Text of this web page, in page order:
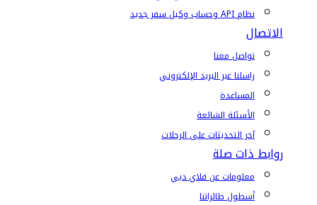
نظام API وحساب وكيل سفر جديد
الاتصال
تواصل معنا
راسلنا عبر البريد الإلكتروني
المساعدة
الأسئلة الشائعة
آخر التحديثات على الرحلات
روابط ذات صلة
معلومات عن فلاي دبي
أسطول طائراتنا